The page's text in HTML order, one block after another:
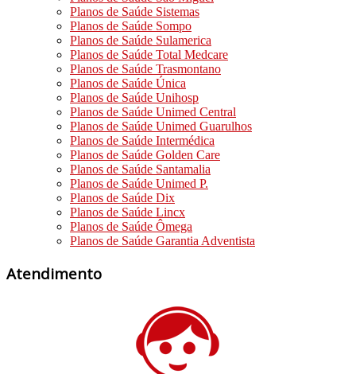
Planos de Saúde Sistemas
Planos de Saúde Sompo
Planos de Saúde Sulamerica
Planos de Saúde Total Medcare
Planos de Saúde Trasmontano
Planos de Saúde Única
Planos de Saúde Unihosp
Planos de Saúde Unimed Central
Planos de Saúde Unimed Guarulhos
Planos de Saúde Intermédica
Planos de Saúde Golden Care
Planos de Saúde Santamalia
Planos de Saúde Unimed P.
Planos de Saúde Dix
Planos de Saúde Lincx
Planos de Saúde Ômega
Planos de Saúde Garantia Adventista
Atendimento